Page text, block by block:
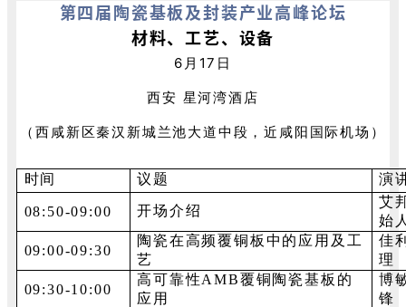
第四届陶瓷基板及封装产业高峰论坛
材料、工艺、设备
6月17日
西安 星河湾酒店
（西咸新区秦汉新城兰池大道中段，近咸阳国际机场）
时间 议题 演
08:50-09:00 开场介绍
艾
始
09:00-09:30
陶瓷在高频覆铜板中的应用及工
艺
佳
理
09:30-10:00
高可靠性AMB覆铜陶瓷基板的
应用
博
锋